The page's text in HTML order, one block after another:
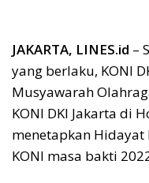
JAKARTA, LINES.id –
yang berlaku, KONI
Musyawarah
KONI DKI Jakarta di
menetapkan
KONI masa bakti